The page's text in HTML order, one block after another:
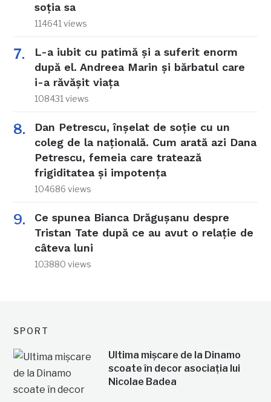
soția sa
114641 views
L-a iubit cu patimă și a suferit enorm
după el. Andreea Marin și bărbatul care
i-a răvășit viața
108431 views
Dan Petrescu, înșelat de soție cu un
coleg de la națională. Cum arată azi Dana
Petrescu, femeia care tratează
frigiditatea și impotența
104686 views
Ce spunea Bianca Drăgușanu despre
Tristan Tate după ce au avut o relație de
câteva luni
103880 views
SPORT
Ultima mișcare de la Dinamo
scoate în decor asociația lui
Nicolae Badea